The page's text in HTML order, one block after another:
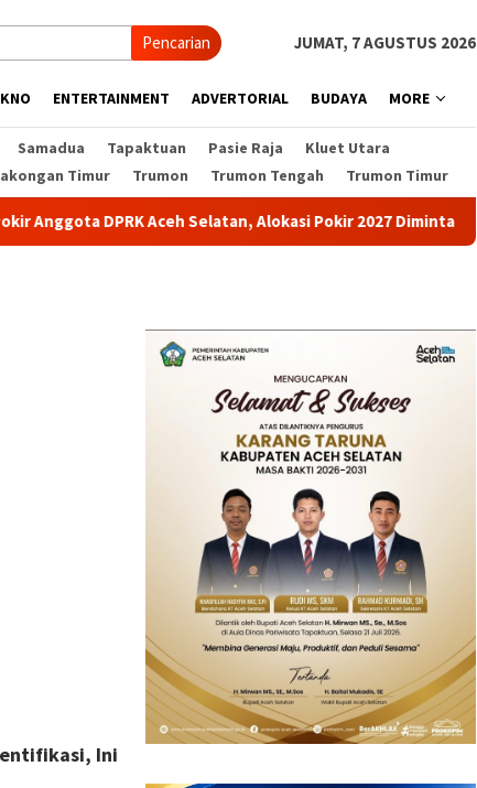
Pencarian JUMAT, 7 AGUSTUS 2026
ENTERTAINMENT ADVERTORIAL BUDAYA MORE
Samadua Tapaktuan Pasie Raja
Kluet Utara
Timur Trumon Trumon Tengah Trumon Timur
DPRK Aceh Selatan, Alokasi Pokir 2027 Diminta Dihentikan
Ini